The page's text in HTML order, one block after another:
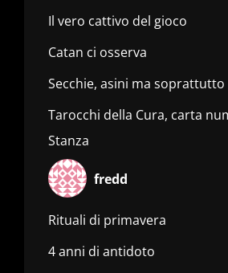
Il vero cattivo del gioco
Catan ci osserva
Secchie, asini ma
Tarocchi della Cura, carta
Stanza
fredd
Rituali di primavera
4 anni di antidoto